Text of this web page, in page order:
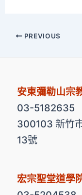
PREVIOUS
安東彌勒山宗
03-5182635
300103 新竹
13號
宏宗聖堂道學